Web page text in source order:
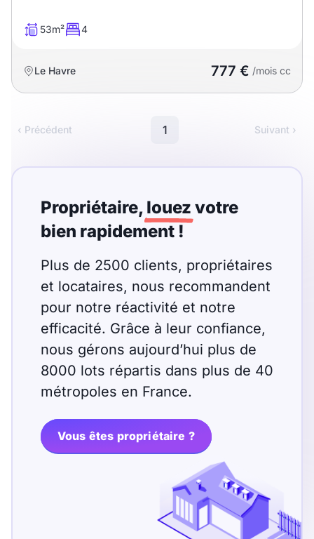
53m² 4
Le Havre 777 € /mois cc
‹ Précédent 1 Suivant ›
Propriétaire, louez votre
bien rapidement !
Plus de 2500 clients, propriétaires
et locataires, nous recommandent
pour notre réactivité et notre
efficacité. Grâce à leur confiance,
nous gérons aujourd’hui plus de
8000 lots répartis dans plus de 40
métropoles en France.
Vous êtes propriétaire ?